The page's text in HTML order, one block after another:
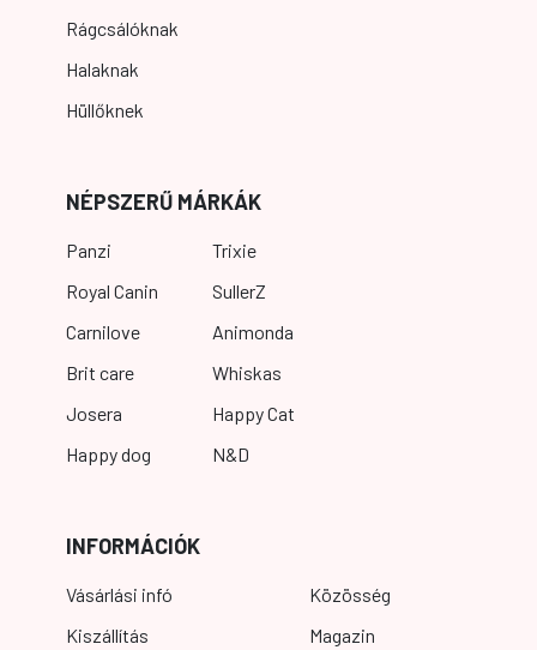
Rágcsálóknak
Halaknak
Hüllőknek
NÉPSZERŰ MÁRKÁK
Panzi
Royal Canin
Carnilove
Brit care
Josera
Happy dog
Trixie
SullerZ
Animonda
Whiskas
Happy Cat
N&D
INFORMÁCIÓK
Vásárlási infó
Kiszállítás
Közösség
Magazin